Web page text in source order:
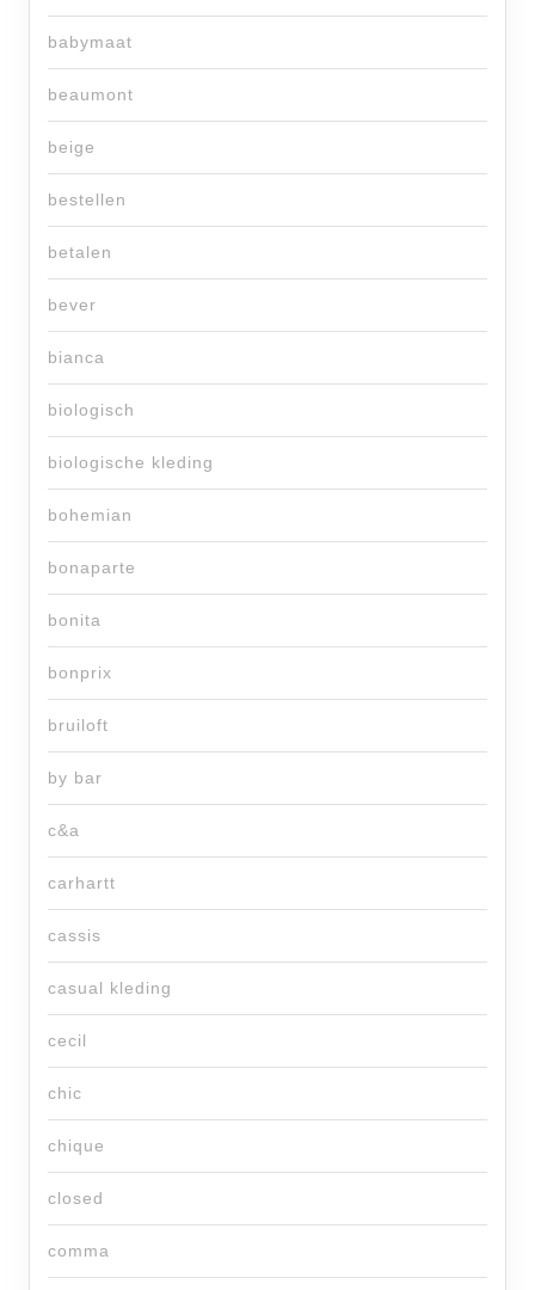
babymaat
beaumont
beige
bestellen
betalen
bever
bianca
biologisch
biologische kleding
bohemian
bonaparte
bonita
bonprix
bruiloft
by bar
c&a
carhartt
cassis
casual kleding
cecil
chic
chique
closed
comma